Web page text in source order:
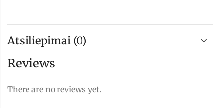
Atsiliepimai (0)
Reviews
There are no reviews yet.